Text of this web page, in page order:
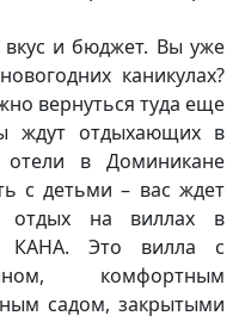
и бюджет. Вы уже
каникулах?
вернуться туда еще
ждут отдыхающих в
в Доминикане
с детьми – вас ждет
отдых на виллах в
КАНА. Это вилла с
комфортным
садом, закрытыми